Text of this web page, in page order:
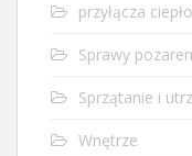
przyłącza
Sprawy
Sprzątanie i
Wnętrze